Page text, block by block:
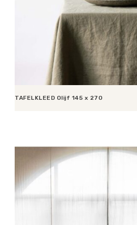
TAFELKLEED Olijf 145 x 270